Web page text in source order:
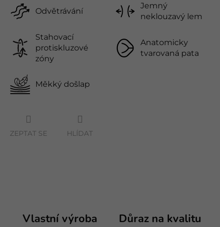
ZEPTAT SE HLÍDAT
Odvětrávání
Jemný
neklouzavý lem
Stahovací
protiskluzové
zóny
Anatomicky
tvarovaná pata
Měkký došlap
Vlastní výroba Důraz na kvalitu